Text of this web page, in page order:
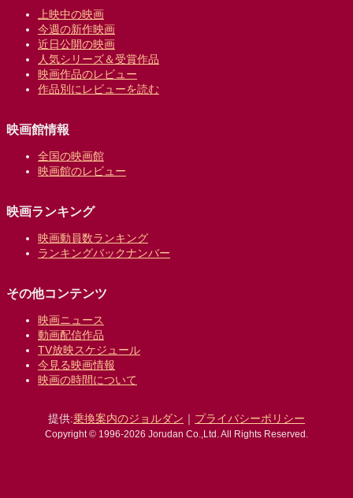
上映中の映画
今週の新作映画
近日公開の映画
人気シリーズ＆受賞作品
映画作品のレビュー
作品別にレビューを読む
映画館情報
全国の映画館
映画館のレビュー
映画ランキング
映画動員数ランキング
ランキングバックナンバー
その他コンテンツ
映画ニュース
動画配信作品
TV放映スケジュール
今見る映画情報
映画の時間について
提供:乗換案内のジョルダン ｜ プライバシーポリシー
Copyright © 1996-2026 Jorudan Co.,Ltd. All Rights Reserved.